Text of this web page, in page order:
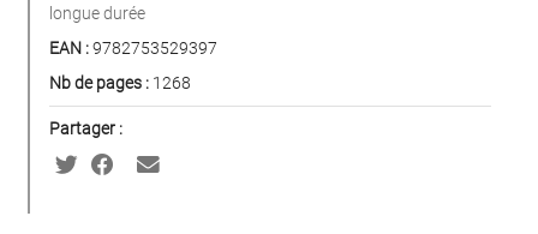
longue durée
EAN :9782753529397
Nb de pages : 1268
Partager :